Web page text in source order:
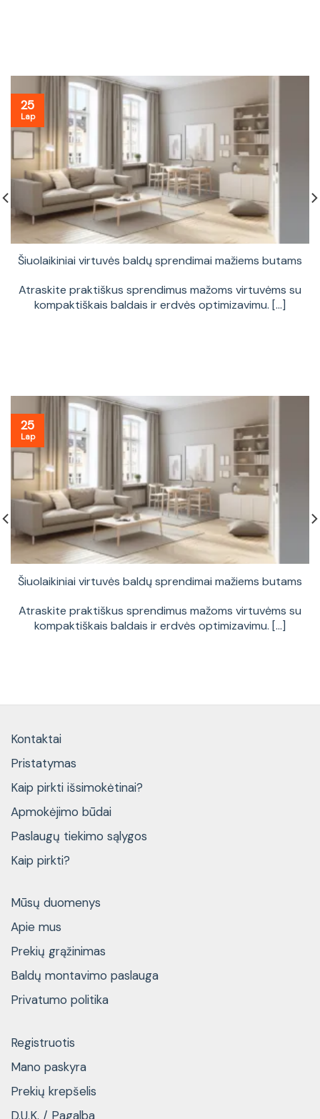
Šiuolaikiniai virtuvės baldų sprendimai mažiems butams
Atraskite praktiškus sprendimus mažoms virtuvėms su
kompaktiškais baldais ir erdvės optimizavimu. [...]
25
Lap
Šiuolaikiniai virtuvės baldų sprendimai mažiems butams
Atraskite praktiškus sprendimus mažoms virtuvėms su
kompaktiškais baldais ir erdvės optimizavimu. [...]
25
Lap
Kontaktai
Pristatymas
Kaip pirkti išsimokėtinai?
Apmokėjimo būdai
Paslaugų tiekimo sąlygos
Kaip pirkti?
Mūsų duomenys
Apie mus
Prekių grąžinimas
Baldų montavimo paslauga
Privatumo politika
Registruotis
Mano paskyra
Prekių krepšelis
D.U.K. / Pagalba